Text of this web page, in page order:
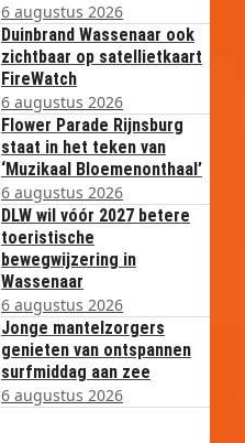
6 augustus 2026
Duinbrand Wassenaar ook
zichtbaar op satellietkaart
FireWatch
6 augustus 2026
Flower Parade Rijnsburg
staat in het teken van
‘Muzikaal Bloemenonthaal’
6 augustus 2026
DLW wil vóór 2027 betere
toeristische
bewegwijzering in
Wassenaar
6 augustus 2026
Jonge mantelzorgers
genieten van ontspannen
surfmiddag aan zee
6 augustus 2026